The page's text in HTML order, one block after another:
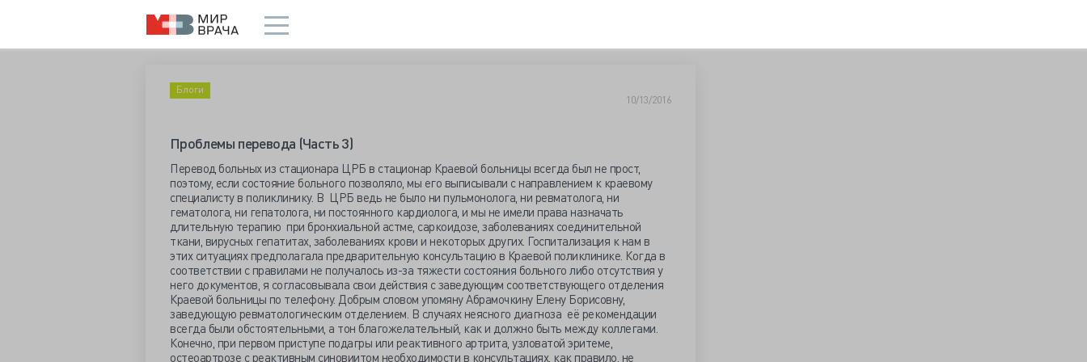
Блоги
10/13/2016
Проблемы перевода (Часть 3)
Перевод больных из стационара ЦРБ в стационар Краевой больницы всегда был не прост,
поэтому, если состояние больного позволяло, мы его выписывали с направлением к краевому
специалисту в поликлинику. В ЦРБ ведь не было ни пульмонолога, ни ревматолога, ни
гематолога, ни гепатолога, ни постоянного кардиолога, и мы не имели права назначать
длительную терапию при бронхиальной астме, саркоидозе, заболеваниях соединительной
ткани, вирусных гепатитах, заболеваниях крови и некоторых других. Госпитализация к нам в
этих ситуациях предполагала предварительную консультацию в Краевой поликлинике. Когда в
соответствии с правилами не получалось из-за тяжести состояния больного либо отсутствия у
него документов, я согласовывала свои действия с заведующим соответствующего отделения
Краевой больницы по телефону. Добрым словом упомяну Абрамочкину Елену Борисовну,
заведующую ревматологическим отделением. В случаях неясного диагноза её рекомендации
всегда были обстоятельными, а тон благожелательный, как и должно быть между коллегами.
Конечно, при первом приступе подагры или реактивного артрита, узловатой эритеме,
остеоартрозе с реактивным синовиитом необходимости в консультациях, как правило, не